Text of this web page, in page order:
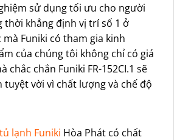
sử dụng tối ưu cho người
thời khẳng định vị trí số 1 ở
Funiki có tham gia kinh
của chúng tôi không chỉ có giá
chắc chắn Funiki FR-152CI.1 sẽ
tuyệt vời vì chất lượng và chế độ
tủ lạnh Funiki Hòa Phát có chất